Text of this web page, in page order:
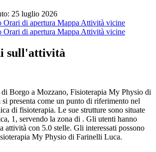
25 luglio 2026
Orari di apertura Mappa Attività vicine
Orari di apertura Mappa Attività vicine
sull'attività
di Borgo a Mozzano, Fisioterapia My Physio di
presenta come un punto di riferimento nel
di fisioterapia. Le sue strutture sono situate
1, servendo la zona di . Gli utenti hanno
attività con 5.0 stelle. Gli interessati possono
My Physio di Farinelli Luca.